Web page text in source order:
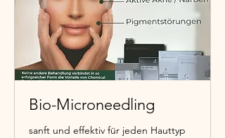
Bio-Microneedling
sanft und effektiv für jeden Hauttyp